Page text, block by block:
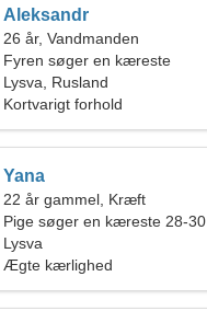
Aleksandr
26 år, Vandmanden
Fyren søger en kæreste
Lysva, Rusland
Kortvarigt forhold
Yana
22 år gammel, Kræft
Pige søger en kæreste 28-30
Lysva
Ægte kærlighed